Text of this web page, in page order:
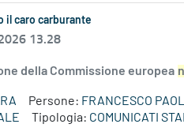
il caro carburante
13.28
della Commissione europea n
Persone: FRANCESCO
Tipologia: COMUNICATI